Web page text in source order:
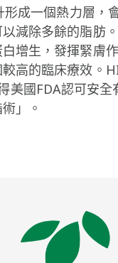
形成一個熱力層，
減除多餘的脂肪
增生，發揮緊膚
高的臨床療效。
美國FDA認可安全
」。